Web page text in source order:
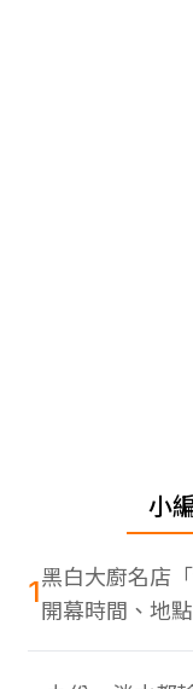
小
1黑白大廚名店
開幕時間、地
蝦